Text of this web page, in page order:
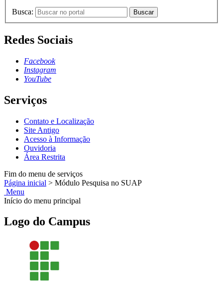
Busca: Buscar
Redes Sociais
Facebook
Instagram
YouTube
Serviços
Contato e Localização
Site Antigo
Acesso à Informação
Ouvidoria
Área Restrita
Fim do menu de serviços
Página inicial > Módulo Pesquisa no SUAP
Menu
Início do menu principal
Logo do Campus